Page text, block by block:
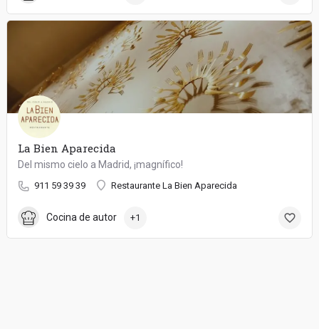
La Bien Aparecida
Del mismo cielo a Madrid, ¡magnífico!
911 59 39 39 Restaurante La Bien Aparecida
Cocina de autor +1